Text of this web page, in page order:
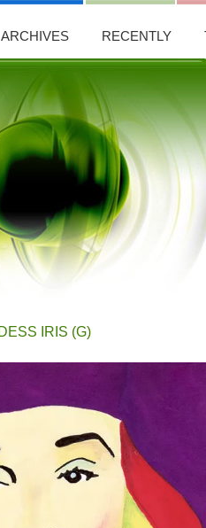
ARCHIVES RECENTLY
IRIS (G)